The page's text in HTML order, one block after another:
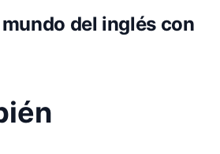
del inglés con